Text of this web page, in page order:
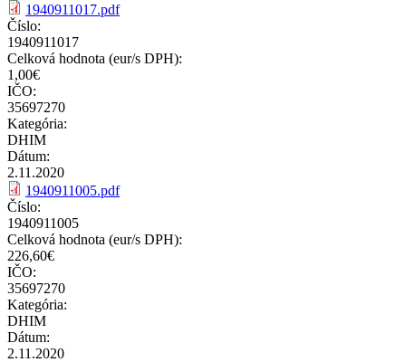
1940911017.pdf
Číslo:
1940911017
Celková hodnota (eur/s DPH):
1,00€
IČO:
35697270
Kategória:
DHIM
Dátum:
2.11.2020
1940911005.pdf
Číslo:
1940911005
Celková hodnota (eur/s DPH):
226,60€
IČO:
35697270
Kategória:
DHIM
Dátum:
2.11.2020